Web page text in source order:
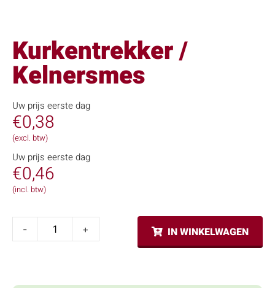
Kurkentrekker /
Kelnersmes
Uw prijs eerste dag
€0,38
(excl. btw)
Uw prijs eerste dag
€0,46
(incl. btw)
- + IN WINKELWAGEN